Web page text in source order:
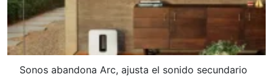
Sonos abandona Arc, ajusta el sonido secundario